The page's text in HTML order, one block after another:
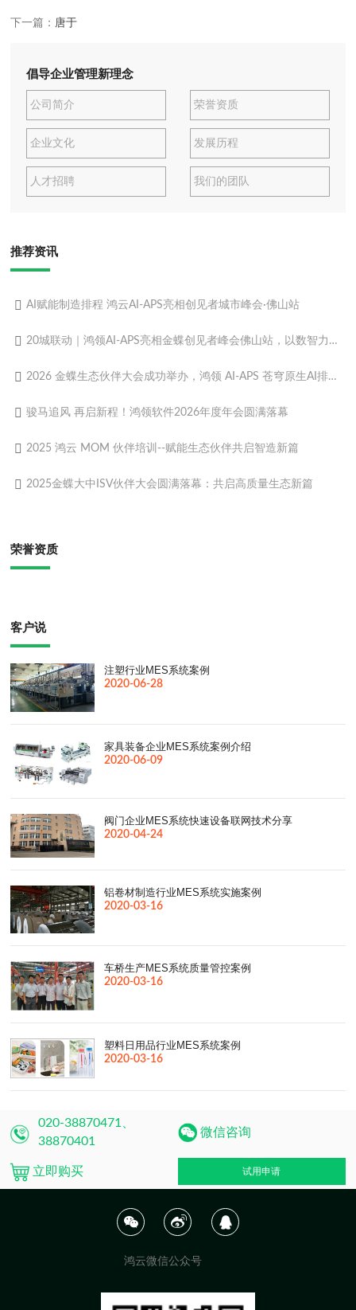
下一篇： 唐于
倡导企业管理新理念
公司简介 荣誉资质
企业文化 发展历程
人才招聘 我们的团队
推荐资讯
AI赋能制造排程 鸿云AI-APS亮相创见者城市峰会·佛山站
20城联动｜鸿领AI-APS亮相金蝶创见者峰会佛山站，以数智力量赋能制造转型
2026 金蝶生态伙伴大会成功举办，鸿领 AI-APS 苍穹原生AI排程重磅发布！
骏马追风 再启新程！鸿领软件2026年度年会圆满落幕
2025 鸿云 MOM 伙伴培训--赋能生态伙伴共启智造新篇​
2025金蝶大中ISV伙伴大会圆满落幕：共启高质量生态新篇
荣誉资质
客户说
注塑行业MES系统案例
2020-06-28
家具装备企业MES系统案例介绍
2020-06-09
阀门企业MES系统快速设备联网技术分享
2020-04-24
铝卷材制造行业MES系统实施案例
2020-03-16
车桥生产MES系统质量管控案例
2020-03-16
塑料日用品行业MES系统案例
2020-03-16
020-38870471、
38870401
微信咨询
立即购买 试用申请
鸿云微信公众号